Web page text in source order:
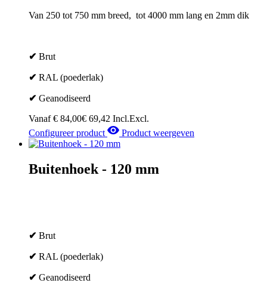
Van 250 tot 750 mm breed, tot 4000 mm lang en 2mm dik
✔ Brut
✔ RAL (poederlak)
✔ Geanodiseerd
Vanaf € 84,00€ 69,42 Incl.Excl.
Configureer product
Product weergeven
Buitenhoek - 120 mm
✔ Brut
✔ RAL (poederlak)
✔ Geanodiseerd